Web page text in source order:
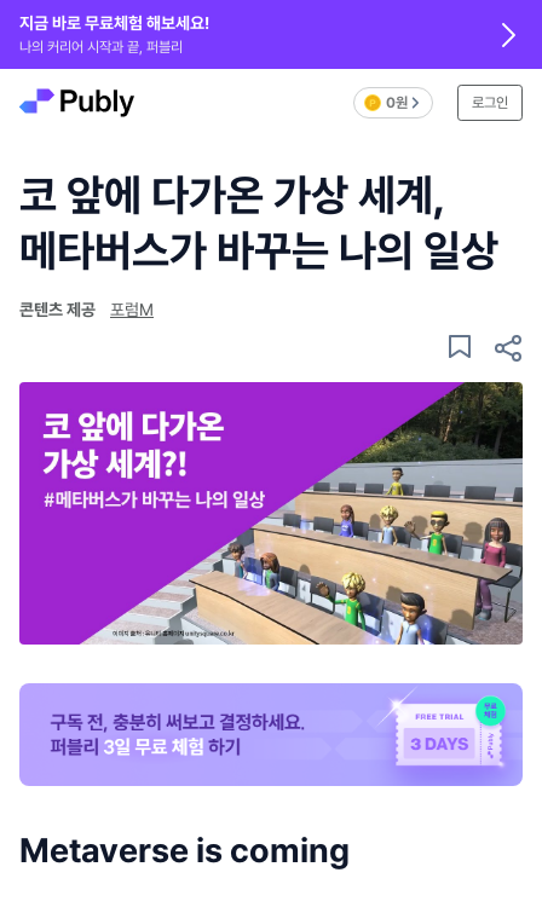
지금 바로 무료체험 해보세요!
나의 커리어 시작과 끝, 퍼블리
0원 로그인
코 앞에 다가온 가상 세계,
메타버스가 바꾸는 나의 일상
콘텐츠 제공 포럼M
Metaverse is coming